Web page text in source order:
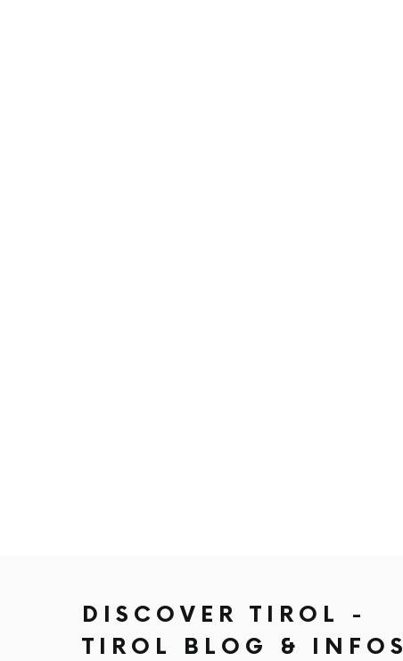
DISCOVER TIROL -
TIROL BLOG & INFOS